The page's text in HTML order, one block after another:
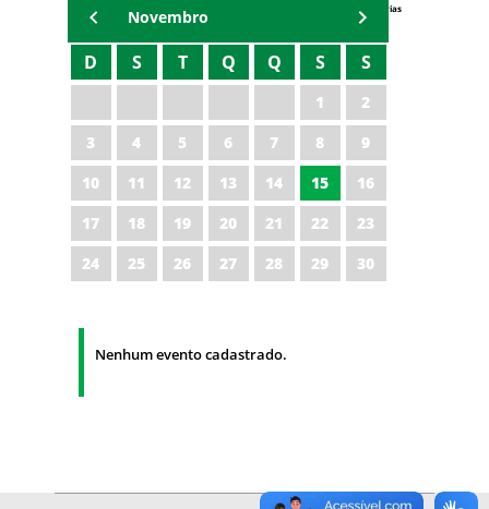
Agenda Secretárias
Novembro
D S T Q Q S S
1
2
3
4 5 6 7 8
9
10
11 12 13 14 15
16
17
18 19 20 21 22
23
24
25 26 27 28 29 30
Nenhum evento cadastrado.